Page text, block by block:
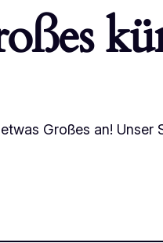
Großes an!